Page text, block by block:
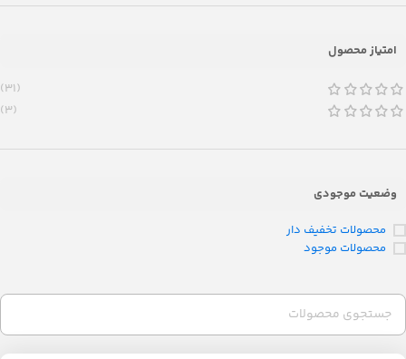
امتیاز محصول
(31)
(3)
وضعیت موجودی
محصولات تخفیف دار
محصولات موجود